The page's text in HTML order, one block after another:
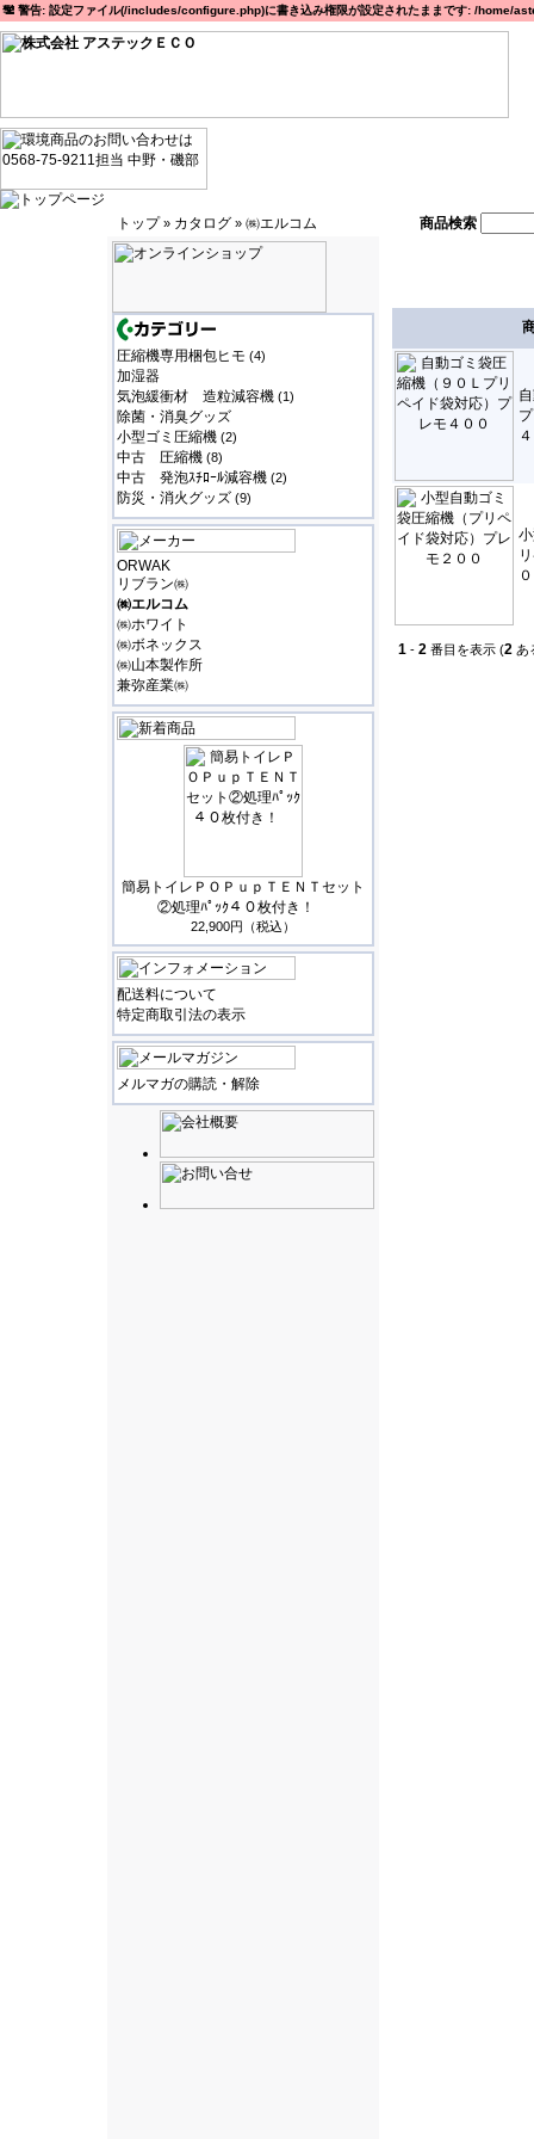
警告: 設定ファイル(/includes/configure.php)に書き込み権限が設定されたままです: /
トップ» カタログ » ㈱エルコム 商品検索
圧縮機専用梱包ヒモ (4)
加湿器
気泡緩衝材 造粒減容機 (1)
除菌・消臭グッズ
小型ゴミ圧縮機 (2)
中古 圧縮機 (8)
中古 発泡ｽﾁﾛｰﾙ減容機 (2)
防災・消火グッズ (9)
ORWAK
リブラン㈱
㈱エルコム
㈱ホワイト
㈱ボネックス
㈱山本製作所
兼弥産業㈱
簡易トイレＰＯＰｕｐＴＥＮＴセット
②処理ﾊﾟｯｸ４０枚付き！
22,900円（税込）
配送料について
特定商取引法の表示
メルマガの購読・解除
1 - 2 番目を表示 (2 あ